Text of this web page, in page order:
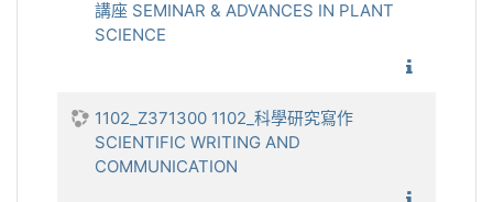
講座 SEMINAR & ADVANCES IN PLANT
SCIENCE
1102_Z371300 1102_科學研究寫作
SCIENTIFIC WRITING AND
COMMUNICATION